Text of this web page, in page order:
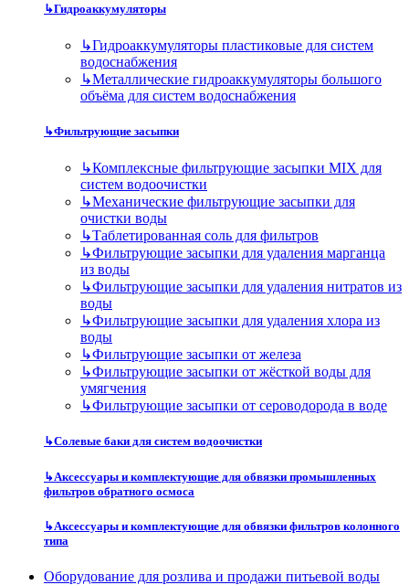
↳Гидроаккумуляторы
↳Гидроаккумуляторы пластиковые для систем
водоснабжения
↳Металлические гидроаккумуляторы большого
объёма для систем водоснабжения
↳Фильтрующие засыпки
↳Комплексные фильтрующие засыпки MIX для
систем водоочистки
↳Механические фильтрующие засыпки для
очистки воды
↳Таблетированная соль для фильтров
↳Фильтрующие засыпки для удаления марганца
из воды
↳Фильтрующие засыпки для удаления нитратов из
воды
↳Фильтрующие засыпки для удаления хлора из
воды
↳Фильтрующие засыпки от железа
↳Фильтрующие засыпки от жёсткой воды для
умягчения
↳Фильтрующие засыпки от сероводорода в воде
↳Солевые баки для систем водоочистки
↳Аксессуары и комплектующие для обвязки промышленных
фильтров обратного осмоса
↳Аксессуары и комплектующие для обвязки фильтров колонного
типа
Оборудование для розлива и продажи питьевой воды